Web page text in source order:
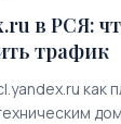
в РСЯ:
трафик
как